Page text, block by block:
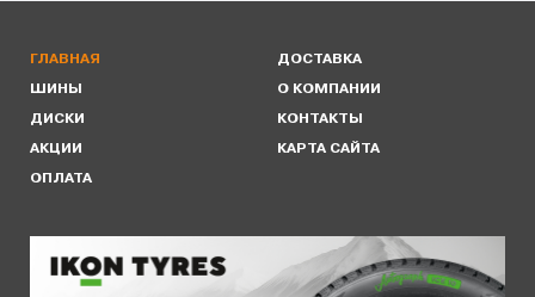
ГЛАВНАЯ
ШИНЫ
ДИСКИ
АКЦИИ
ОПЛАТА
ДОСТАВКА
О КОМПАНИИ
КОНТАКТЫ
КАРТА САЙТА